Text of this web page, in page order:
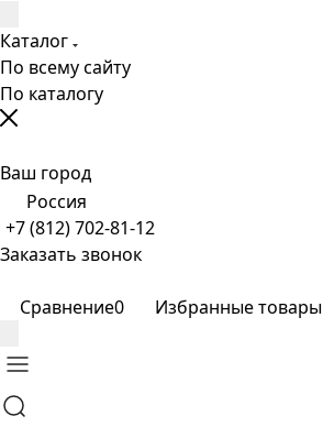
Каталог
По всему сайту
По каталогу
Ваш город
Россия
+7 (812) 702-81-12
Заказать звонок
Сравнение0 Избранные товары